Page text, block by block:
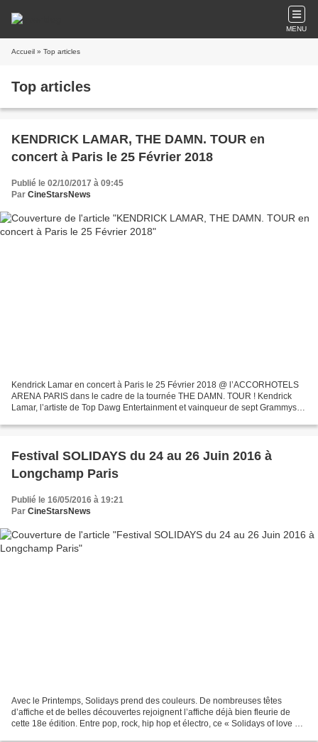
MENU
Accueil » Top articles
Top articles
KENDRICK LAMAR, THE DAMN. TOUR en
concert à Paris le 25 Février 2018
Publié le 02/10/2017 à 09:45
Par CineStarsNews
Kendrick Lamar en concert à Paris le 25 Février 2018 @ l’ACCORHOTELS
ARENA PARIS dans le cadre de la tournée THE DAMN. TOUR ! Kendrick
Lamar, l’artiste de Top Dawg Entertainment et vainqueur de sept Grammys,
Festival SOLIDAYS du 24 au 26 Juin 2016 à
Longchamp Paris
Publié le 16/05/2016 à 19:21
Par CineStarsNews
Avec le Printemps, Solidays prend des couleurs. De nombreuses têtes
d’affiche et de belles découvertes rejoignent l’affiche déjà bien fleurie de
cette 18e édition. Entre pop, rock, hip hop et électro, ce « Solidays of love »